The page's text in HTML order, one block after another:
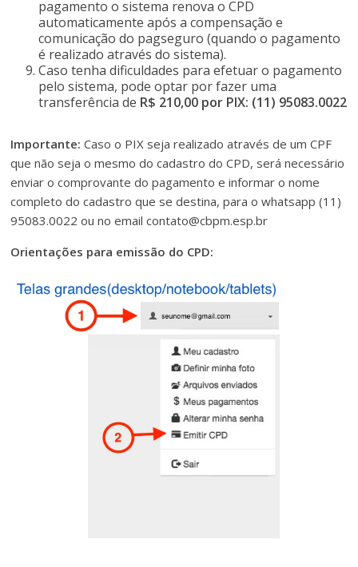
pagamento o sistema renova o CPD
automaticamente após a compensação e
comunicação do pagseguro (quando o pagamento
é realizado através do sistema).
Caso tenha dificuldades para efetuar o pagamento
pelo sistema, pode optar por fazer uma
transferência de R$ 210,00 por PIX: (11) 95083.0022
Importante: Caso o PIX seja realizado através de um CPF
que não seja o mesmo do cadastro do CPD, será necessário
enviar o comprovante do pagamento e informar o nome
completo do cadastro que se destina, para o whatsapp (11)
95083.0022 ou no email contato@cbpm.esp.br
Orientações para emissão do CPD: